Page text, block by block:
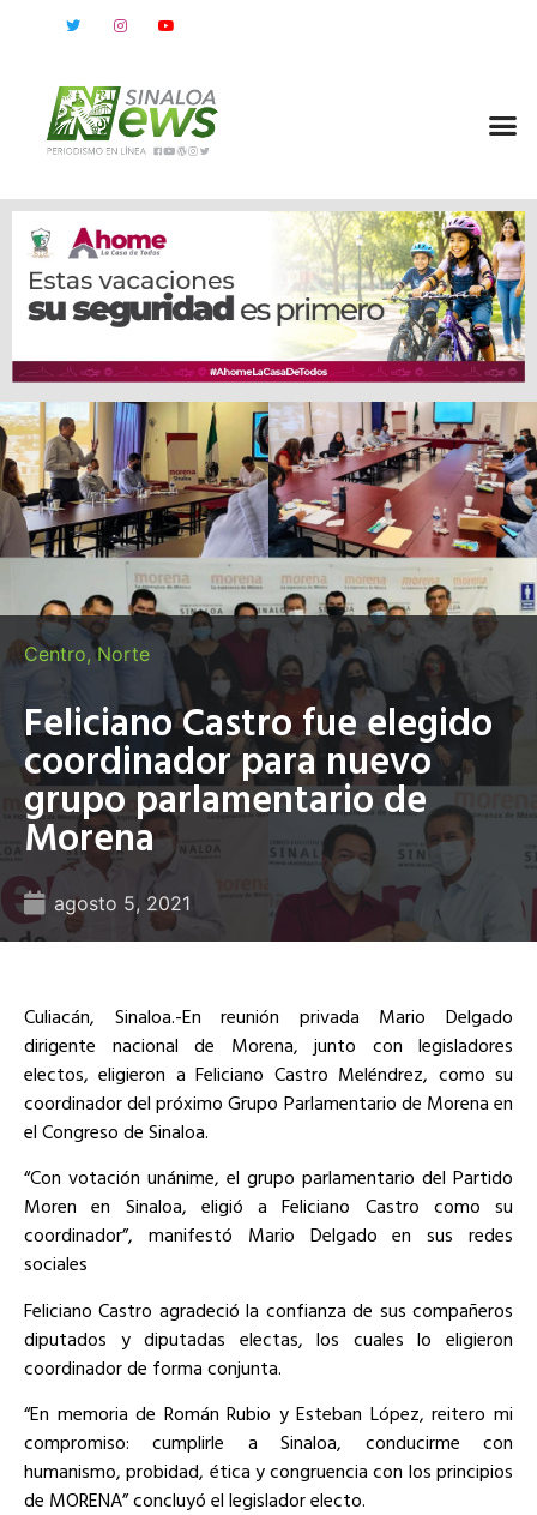
Centro,Norte
Feliciano Castro fue elegido
coordinador para nuevo
grupo parlamentario de
Morena
agosto 5, 2021
Culiacán, Sinaloa.-En reunión privada Mario Delgado
dirigente nacional de Morena, junto con legisladores
electos, eligieron a Feliciano Castro Meléndrez, como su
coordinador del próximo Grupo Parlamentario de Morena en
el Congreso de Sinaloa.
“Con votación unánime, el grupo parlamentario del Partido
Moren en Sinaloa, eligió a Feliciano Castro como su
coordinador”, manifestó Mario Delgado en sus redes
sociales
Feliciano Castro agradeció la confianza de sus compañeros
diputados y diputadas electas, los cuales lo eligieron
coordinador de forma conjunta.
“En memoria de Román Rubio y Esteban López, reitero mi
compromiso: cumplirle a Sinaloa, conducirme con
humanismo, probidad, ética y congruencia con los principios
de MORENA” concluyó el legislador electo.